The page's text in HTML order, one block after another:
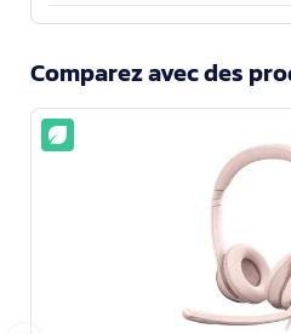
Comparez avec des